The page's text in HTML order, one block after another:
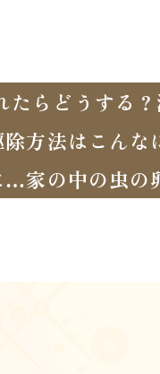
たらどうする
方法はこんな
家の中の虫の